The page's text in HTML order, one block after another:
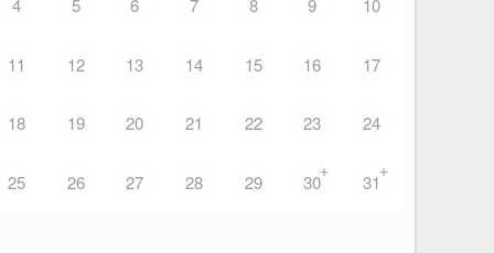
4 5 6 7 8 9 10
11 12 13 14 15 16 17
18 19 20 21 22 23 24
25 26 27 28 29 30
+
31
+